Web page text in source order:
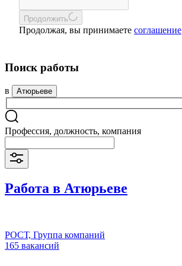
Продолжить
Продолжая, вы принимаете соглашение
Поиск работы
в Атюрьеве
Профессия, должность, компания
Работа в Атюрьеве
РОСТ, Группа компаний
165 вакансий